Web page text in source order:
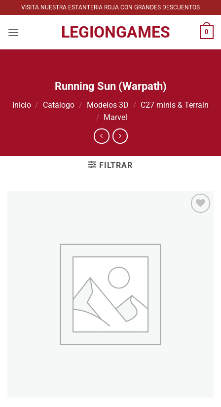
al
contenido
VISITA NUESTRA ESTANTERIA ROJA CON GRANDES DESCUENTOS
LEGIONGAMES 0
Running Sun (Warpath)
Inicio / Catálogo / Modelos 3D / C27 minis & Terrain
/ Marvel
FILTRAR